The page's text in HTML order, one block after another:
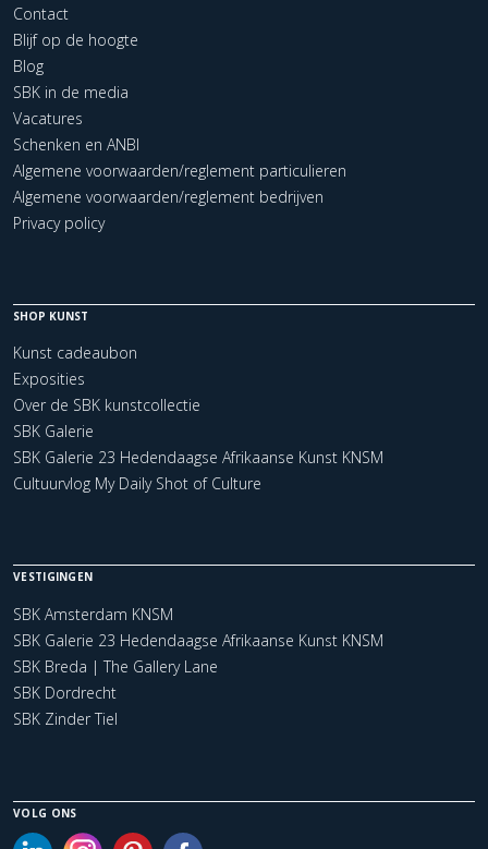
Contact
Blijf op de hoogte
Blog
SBK in de media
Vacatures
Schenken en ANBI
Algemene voorwaarden/reglement particulieren
Algemene voorwaarden/reglement bedrijven
Privacy policy
SHOP KUNST
Kunst cadeaubon
Exposities
Over de SBK kunstcollectie
SBK Galerie
SBK Galerie 23 Hedendaagse Afrikaanse Kunst KNSM
Cultuurvlog My Daily Shot of Culture
VESTIGINGEN
SBK Amsterdam KNSM
SBK Galerie 23 Hedendaagse Afrikaanse Kunst KNSM
SBK Breda | The Gallery Lane
SBK Dordrecht
SBK Zinder Tiel
VOLG ONS